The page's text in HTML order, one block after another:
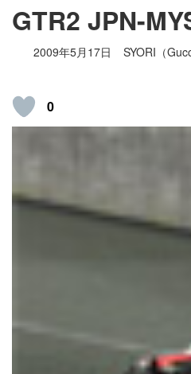
GTR2 JPN-
2009年5月17日 SYORI（
0